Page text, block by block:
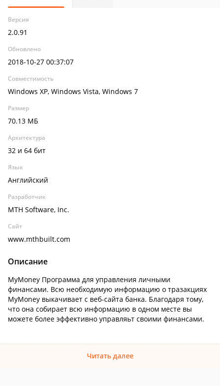
Версия
2.0.91
Обновлено
2018-10-27 00:37:07
Совместимость
Windows XP, Windows Vista, Windows 7
Размер
70.13 МБ
Архитектура
32 и 64 бит
Язык
Английский
Разработчик
MTH Software, Inc.
Сайт
www.mthbuilt.com
Описание
MyMoney Программа для управления личными
финансами. Всю необходимую информацию о тразакциях
MyMoney выкачивает с веб-сайта банка. Благодаря тому,
что она собирает всю информацию в одном месте вы
можете более эффективно управляьт своими финансами.
Читать далее